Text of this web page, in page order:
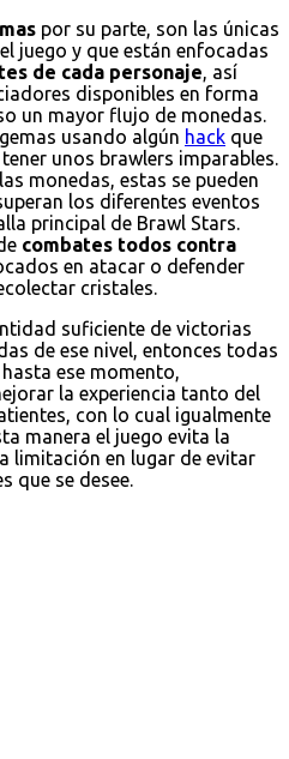
por su parte, son las únicas
juego y que están enfocadas
de cada personaje , así
disponibles en forma
un mayor flujo de monedas.
usando algún hack que
unos brawlers imparables.
monedas, estas se pueden
los diferentes eventos
principal de Brawl Stars.
combates todos contra
en atacar o defender
cristales.
suficiente de victorias
de ese nivel, entonces todas
ese momento,
la experiencia tanto del
con lo cual igualmente
manera el juego evita la
limitación en lugar de evitar
que se desee.